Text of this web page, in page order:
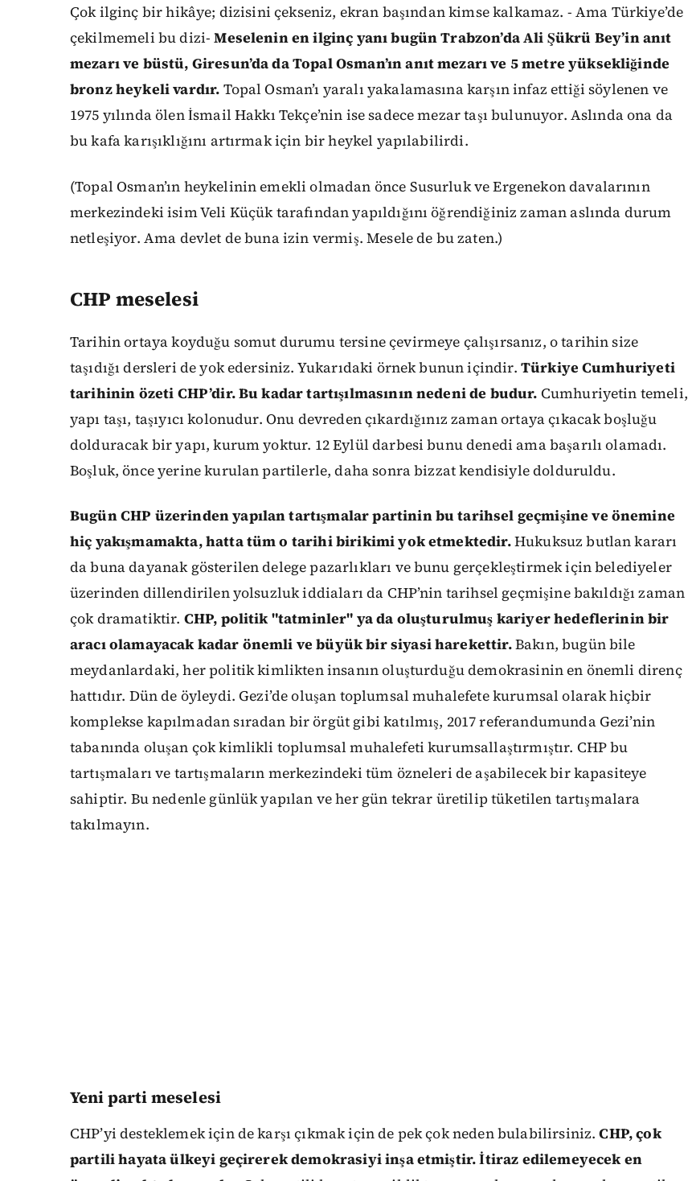
Çok ilginç bir hikâye; dizisini çekseniz, ekran başından kimse kalkamaz. - Ama Türkiye’de
çekilmemeli bu dizi-Meselenin en ilginç yanı bugün Trabzon’da Ali Şükrü Bey’in anıt
mezarı ve büstü, Giresun’da da Topal Osman’ın anıt mezarı ve 5 metre yüksekliğinde
bronz heykeli vardır. Topal Osman’ı yaralı yakalamasına karşın infaz ettiği söylenen ve
1975 yılında ölen İsmail Hakkı Tekçe’nin ise sadece mezar taşı bulunuyor. Aslında ona da
bu kafa karışıklığını artırmak için bir heykel yapılabilirdi.
(Topal Osman’ın heykelinin emekli olmadan önce Susurluk ve Ergenekon davalarının
merkezindeki isim Veli Küçük tarafından yapıldığını öğrendiğiniz zaman aslında durum
netleşiyor. Ama devlet de buna izin vermiş. Mesele de bu zaten.)
CHP meselesi
Tarihin ortaya koyduğu somut durumu tersine çevirmeye çalışırsanız, o tarihin size
taşıdığı dersleri de yok edersiniz. Yukarıdaki örnek bunun içindir. Türkiye Cumhuriyeti
tarihinin özeti CHP’dir.Bu kadar tartışılmasının nedeni de budur. Cumhuriyetin temeli,
yapı taşı, taşıyıcı kolonudur. Onu devreden çıkardığınız zaman ortaya çıkacak boşluğu
dolduracak bir yapı, kurum yoktur. 12 Eylül darbesi bunu denedi ama başarılı olamadı.
Boşluk, önce yerine kurulan partilerle, daha sonra bizzat kendisiyle dolduruldu.
Bugün CHP üzerinden yapılan tartışmalar partinin bu tarihsel geçmişine ve önemine
hiç yakışmamakta, hatta tüm o tarihi birikimi yok etmektedir.Hukuksuz butlan kararı
da buna dayanak gösterilen delege pazarlıkları ve bunu gerçekleştirmek için belediyeler
üzerinden dillendirilen yolsuzluk iddiaları da CHP’nin tarihsel geçmişine bakıldığı zaman
çok dramatiktir. CHP, politik "tatminler" ya da oluşturulmuş kariyer hedeflerinin bir
aracı olamayacak kadar önemli ve büyük bir siyasi harekettir.Bakın, bugün bile
meydanlardaki, her politik kimlikten insanın oluşturduğu demokrasinin en önemli direnç
hattıdır. Dün de öyleydi. Gezi’de oluşan toplumsal muhalefete kurumsal olarak hiçbir
komplekse kapılmadan sıradan bir örgüt gibi katılmış, 2017 referandumunda Gezi’nin
tabanında oluşan çok kimlikli toplumsal muhalefeti kurumsallaştırmıştır. CHP bu
tartışmaları ve tartışmaların merkezindeki tüm özneleri de aşabilecek bir kapasiteye
sahiptir. Bu nedenle günlük yapılan ve her gün tekrar üretilip tüketilen tartışmalara
takılmayın.
Yeni parti meselesi
CHP’yi desteklemek için de karşı çıkmak için de pek çok neden bulabilirsiniz.CHP, çok
partili hayata ülkeyi geçirerek demokrasiyi inşa etmiştir. İtiraz edilemeyecek en